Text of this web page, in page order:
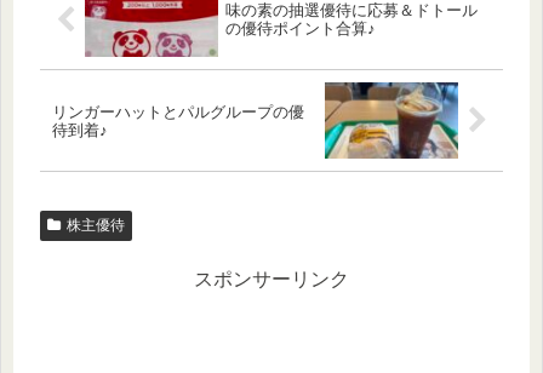
味の素の抽選優待に応募＆ドトール
の優待ポイント合算♪
リンガーハットとパルグループの優
待到着♪
株主優待
スポンサーリンク